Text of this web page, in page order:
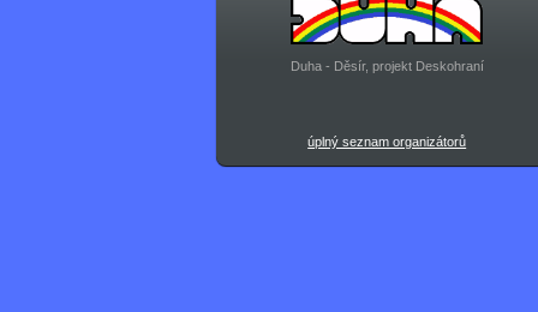
Duha - Děsír, projekt Deskohraní
úplný seznam organizátorů